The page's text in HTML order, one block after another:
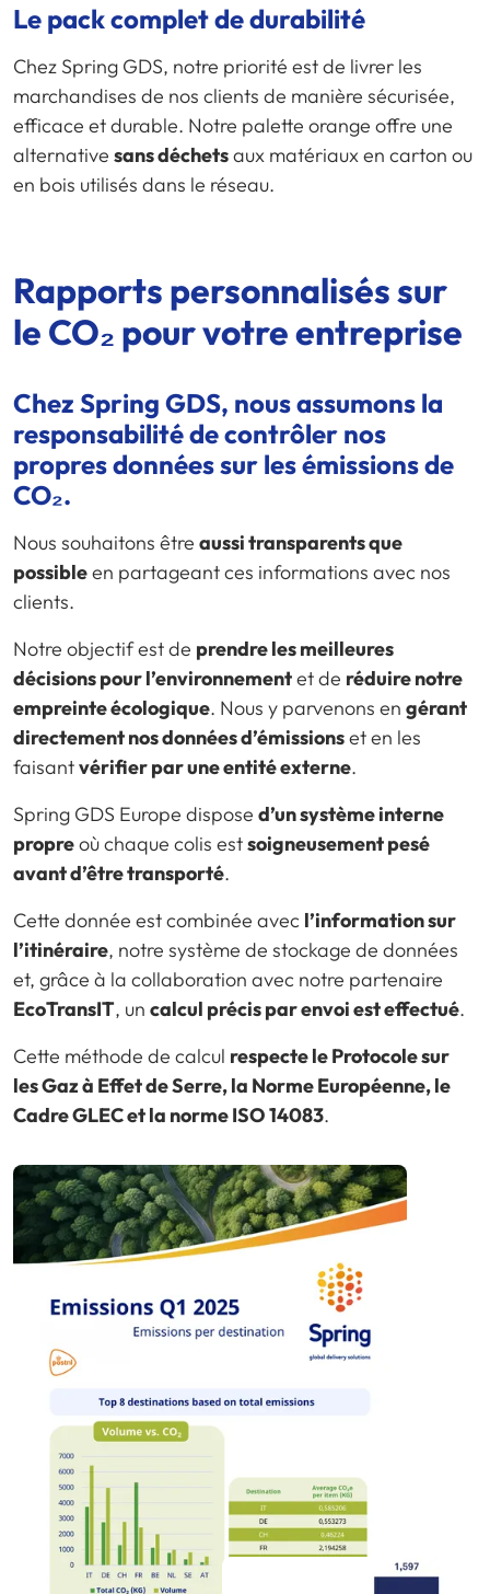
Le pack complet de durabilité
Chez Spring GDS, notre priorité est de livrer les
marchandises de nos clients de manière sécurisée,
efficace et durable. Notre palette orange offre une
alternative sans déchetsaux matériaux en carton ou
en bois utilisés dans le réseau.
Rapports personnalisés sur
le CO₂ pour votre entreprise
Chez Spring GDS, nous assumons la
responsabilité de contrôler nos
propres données sur les émissions de
CO₂.
Nous souhaitons être aussi transparents que
possibleen partageant ces informations avec nos
clients.
Notre objectif est de prendre les meilleures
décisions pour l’environnementet de réduire notre
empreinte écologique. Nous y parvenons en gérant
directement nos données d’émissionset en les
faisantvérifier par une entité externe.
Spring GDS Europe dispose d’un système interne
propreoù chaque colis estsoigneusement pesé
avant d’être transporté.
Cette donnée est combinée avec l’information sur
l’itinéraire, notre système de stockage de données
et, grâce à la collaboration avec notre partenaire
EcoTransIT, un calcul précis par envoi est effectué.
Cette méthode de calcul respecte le Protocole sur
les Gaz à Effet de Serre, la Norme Européenne, le
Cadre GLEC et la norme ISO 14083.